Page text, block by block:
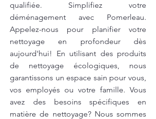
qualifiée. Simplifiez votre
déménagement avec Pomerleau.
Appelez-nous pour planifier votre
nettoyage en profondeur dès
aujourd'hui! En utilisant des produits
de nettoyage écologiques, nous
garantissons un espace sain pour vous,
vos employés ou votre famille. Vous
avez des besoins spécifiques en
matière de nettoyage? Nous sommes